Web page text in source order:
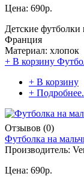
Цена: 690р.
Детские
Франция
Материал: хлопок
+ В корзину
+ В корзину
+
Отзывов (0)
Футболка на
Производитель:
Цена: 690р.